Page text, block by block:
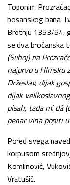
Toponim
bosanskog bana
Brotnju 1353/54.
se dva broćanska
(Suhoj) na
najprvo u Hlmsku
Držeslav, dijak
dijak
pisah, tada mi dá
pehar vina popiti
Pored svega
korpusom
Komlinović,
Vratušić.